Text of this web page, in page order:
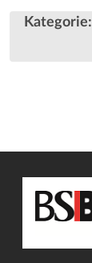
Kategorie: